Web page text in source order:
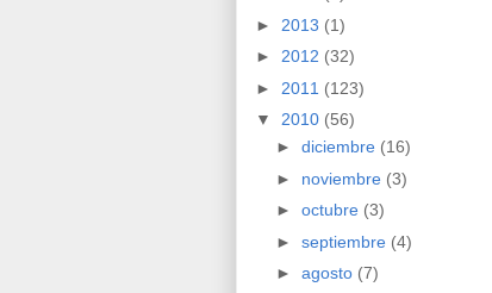
► 2013 (1)
► 2012 (32)
► 2011 (123)
▼ 2010 (56)
► diciembre (16)
► noviembre (3)
► octubre (3)
► septiembre (4)
► agosto (7)